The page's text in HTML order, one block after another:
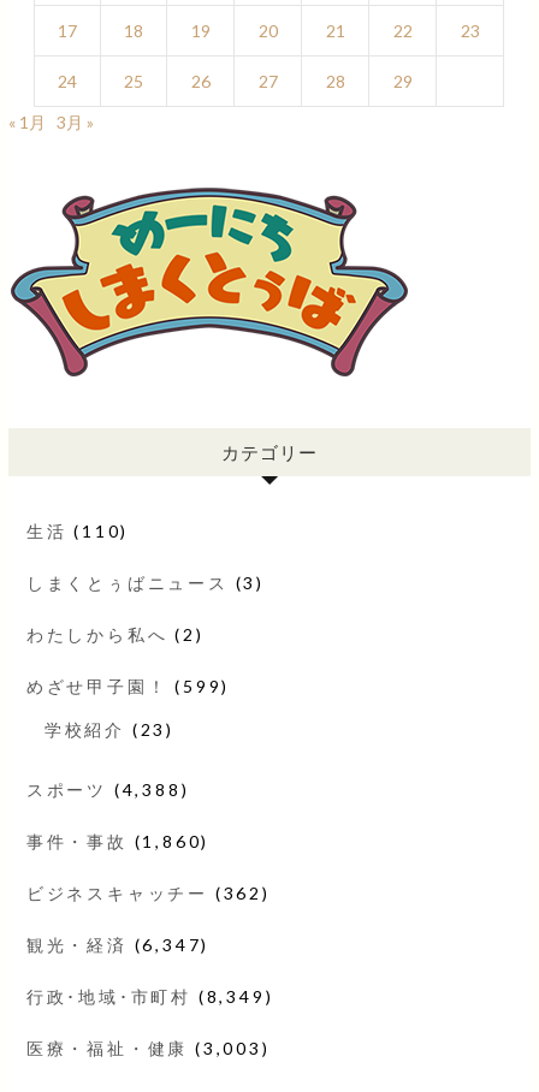
17 18 19 20 21 22 23
24 25 26 27 28
29
« 1月
3月 »
カテゴリー
生活 (110)
しまくとぅばニュース (3)
わたしから私へ (2)
めざせ甲子園！ (599)
学校紹介 (23)
スポーツ (4,388)
事件・事故 (1,860)
ビジネスキャッチー (362)
観光・経済 (6,347)
行政･地域･市町村 (8,349)
医療・福祉・健康 (3,003)